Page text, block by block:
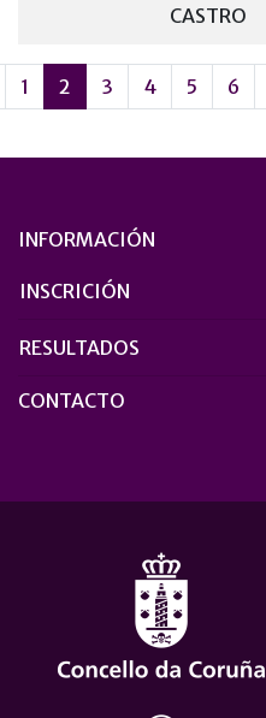
CASTRO
1 2 3 4 5 6
INFORMACIÓN
INSCRICIÓN
RESULTADOS
CONTACTO